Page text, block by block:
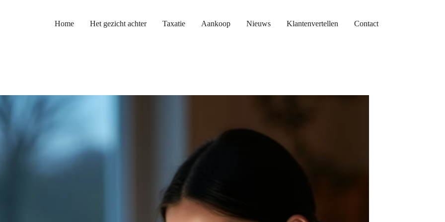
Home Het gezicht achter Taxatie Aankoop Nieuws Klantenvertellen Contact